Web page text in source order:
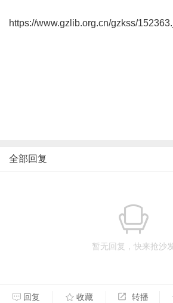
https://www.gzlib.org.cn/gzkss/
全部回复
暂无回复，快来抢沙
回复 收藏 转播